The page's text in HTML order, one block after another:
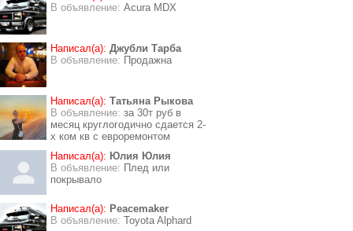
В объявление: Acura MDX
Написал(а): Джубли Тарба
В объявление: Продажна
Написал(а): Татьяна Рыкова
В объявление: за 30т руб в
месяц круглогодично сдается 2-
х ком кв с евроремонтом
Написал(а): Юлия Юлия
В объявление: Плед или
покрывало
Написал(а): Peacemaker
В объявление: Toyota Alphard